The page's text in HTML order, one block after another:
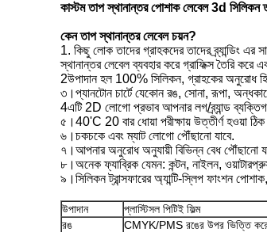
কাস্টম তাপ স্থানান্তর পোশাক লেবেল 3d সিলিকন
কেন তাপ স্থানান্তর লেবেল চয়ন?
1. কিছু লোক তাদের গ্রাহকদের তাদের ব্র্যান্ডিং
স্থানান্তর লেবেল ব্যবহার করে গ্রাফিক্স তৈরি করে
2উপাদান হল 100% সিলিকন, গ্রাহকের অনুরোধ
৩।প্যানটোন চার্টে যেকোন রঙ, সোনা, রূপা,
4এটি 2D লোগো প্রভাব আপনার লগ/ব্র্যান্ড
৫।40'C 20 বার ধোয়া পরীক্ষায় উত্তীর্ণ হওয়া
৬।চকচকে এবং ম্যাট লোগো পৌঁছানো যাবে.
৭।আপনার অনুরোধ অনুযায়ী বিভিন্ন বেধ পৌঁছানো
৮।অনেক ফ্যাব্রিক যেমন: কন্টন, নাইলন,
৯।সিলিকন ট্রান্সফারের অ্যান্টি-স্লিপ ফাংশন
উপাদান
প্লাস্টিসল পিটিই ফিল্ম
রঙ
CMYK/PMS রঙের উপর ভিত্তি